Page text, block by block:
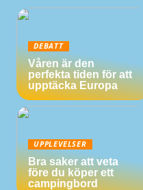
DEBATT
Våren är den
perfekta tiden för att
upptäcka Europa
UPPLEVELSER
Bra saker att veta
före du köper ett
campingbord